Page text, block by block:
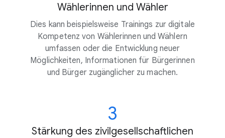
Wählerinnen und Wähler
Dies kann beispielsweise Trainings zur digitale
Kompetenz von Wählerinnen und Wählern
umfassen oder die Entwicklung neuer
Möglichkeiten, Informationen für Bürgerinnen
und Bürger zugänglicher zu machen.
3
Stärkung des zivilgesellschaftlichen